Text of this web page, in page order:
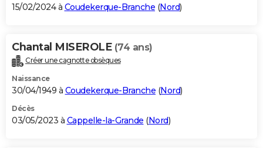
BONS PLANS
Carte de Noël
Carte Bonne année
Carte Saint-Valentin
Carte Pâques
Carte d'anniversaire
DICTIONNAIRE
Dictionnaire
Biographies
Citations
Expressions
Proverbes
PROGRAMME TV
S'inscrire
Se connecter
Lycées
Collèges
Primaires
Universités
Entreprises
Service militaire
Avis de recherche
AVIS DE DÉCÈS
15/02/2024 à Coudekerque-Branche (Nord)
Chantal MISEROLE (74 ans)
Créer une cagnotte obsèques
Naissance
30/04/1949 à Coudekerque-Branche (Nord)
Décès
03/05/2023 à Cappelle-la-Grande (Nord)